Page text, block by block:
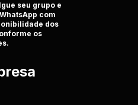
seu grupo e
com
dos
os